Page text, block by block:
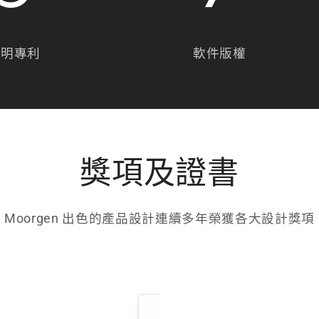
專利 軟件版權
獎項及證書
Moorgen 出色的產品設計連續多年榮獲各大設計獎項